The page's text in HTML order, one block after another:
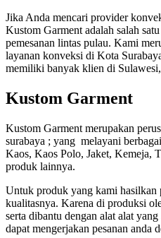
Jika Anda mencari provider
Kustom Garment adalah salah
pemesanan lintas pulau. Kami
layanan konveksi di Kota
memiliki banyak klien di
Kustom Garment
Kustom Garment merupakan
surabaya ; yang melayani
Kaos, Kaos Polo, Jaket, Kemeja,
produk lainnya.
Untuk produk yang kami hasilkan
kualitasnya. Karena di produksi
serta dibantu dengan alat alat
dapat mengerjakan pesanan anda